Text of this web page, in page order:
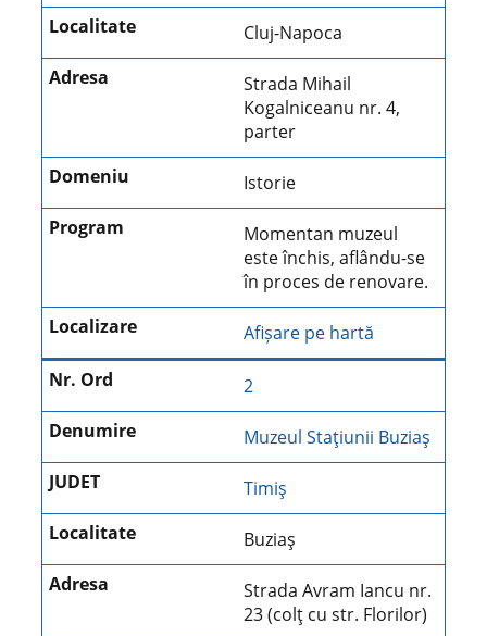
Cluj-Napoca
Strada Mihail
Kogalniceanu nr. 4,
parter
Istorie
Momentan muzeul
este închis, aflându-se
în proces de renovare.
Afișare pe hartă
2
Muzeul Staţiunii Buziaş
Timiş
Buziaş
Strada Avram Iancu nr.
23 (colţ cu str. Florilor)